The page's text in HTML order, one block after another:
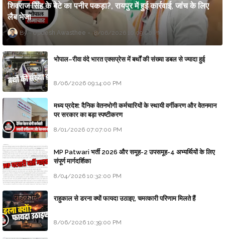
शिवराज सिंह के बेटे का पनीर पकड़ा?, रायपुर में हुई कार्रवाई, जांच के लिए
लैब भेजा
Updesh Awasthee 8/06/2026 10:09:00 PM
भोपाल–रीवा वंदे भारत एक्सप्रेस में बर्थों की संख्या डबल से ज्यादा हुई
8/06/2026 09:14:00 PM
मध्य प्रदेश: दैनिक वेतनभोगी कर्मचारियों के स्थायी वर्गीकरण और वेतनमान
पर सरकार का बड़ा स्पष्टीकरण
8/01/2026 07:07:00 PM
MP Patwari भर्ती 2026 और समूह-2 उपसमूह-4 अभ्यर्थियों के लिए
संपूर्ण मार्गदर्शिका
8/04/2026 10:32:00 PM
राहुकाल से डरना क्यों फायदा उठाइए, चमत्कारी परिणाम मिलते हैं
8/06/2026 10:39:00 PM